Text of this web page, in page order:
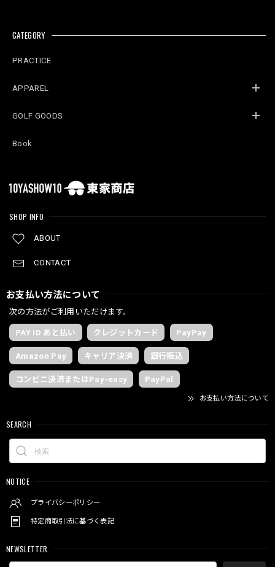
CATEGORY
PRACTICE
APPAREL
GOLF GOODS
Book
SHOP INFO
ABOUT
CONTACT
お支払い方法について
次の方法がご利用いただけます。
PAY ID あと払い クレジットカード PayPay
Amazon Pay キャリア決済 銀行振込
コンビニ決済またはPay-easy PayPal
お支払い方法について
SEARCH
NOTICE
プライバシーポリシー
特定商取引法に基づく表記
NEWSLETTER